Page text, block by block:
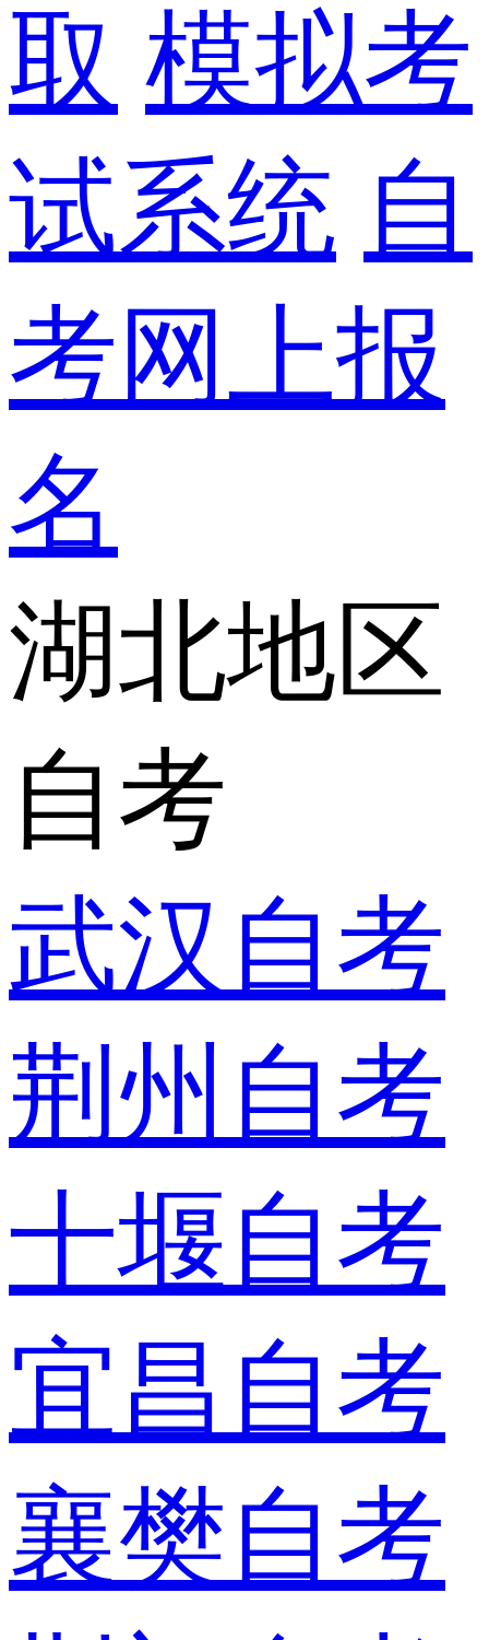
取 模拟考
试系统 自
考网上报
名
湖北地区
自考
武汉自考
荆州自考
十堰自考
宜昌自考
襄樊自考